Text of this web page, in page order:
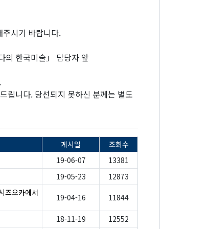
시기 바랍니다.
한국미술」 담당자 앞
립니다. 당선되지 못하신 분께는 별도
게시일
조회수
19-06-07
13381
19-05-23 12873
즈오카에서
19-04-16 11844
18-11-19 12552